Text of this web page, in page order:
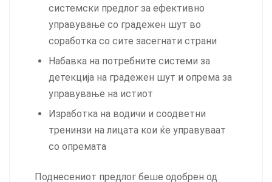
системски предлог за ефективно
управување со градежен шут во
соработка со сите засегнати страни
Набавка на потребните системи за
детекција на градежен шут и опрема за
управување на истиот
Изработка на водичи и соодветни
тренинзи на лицата кои ќе управуваат
со опремата
Поднесениот предлог беше одобрен од